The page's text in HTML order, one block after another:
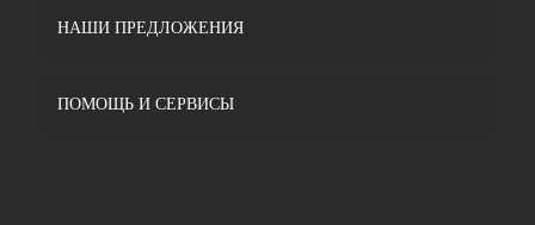
НАШИ ПРЕДЛОЖЕНИЯ
ПОМОЩЬ И СЕРВИСЫ